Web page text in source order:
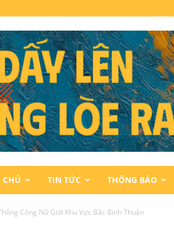
CHỦ TIN TỨC THÔNG BÁO
Công Nữ Giới Khu Vực Bắc Bình Thuận